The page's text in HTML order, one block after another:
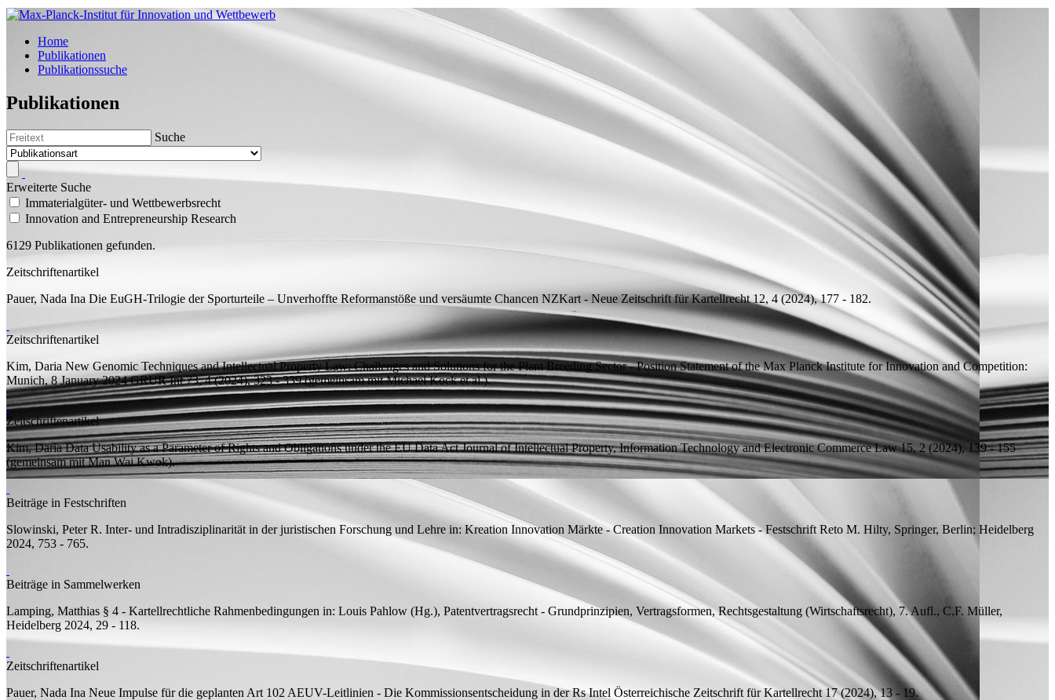
Home
Publikationen
Publikationssuche
Publikationen
Suche
Erweiterte Suche
Immaterialgüter- und Wettbewerbsrecht
Innovation and Entrepreneurship Research
6129 Publikationen gefunden.
Zeitschriftenartikel
Pauer, Nada Ina Die EuGH-Trilogie der Sporturteile – Unverhoffte Reformanstöße und versäumte Chancen NZKart - Neue Zeitschrift für Kartellrecht 12, 4 (2024), 177 - 182.
Zeitschriftenartikel
Kim, Daria New Genomic Techniques and Intellectual Property Law: Challenges and Solutions for the Plant Breeding Sector - Position Statement of the Max Planck Institute for Innovation and Competition:
Munich, 8 January 2024GRUR Int 73, 4 (2024), 323 - 339 (gemeinsam mitMichael Kock et al.).
Zeitschriftenartikel
Kim, Daria Data Usability as a Parameter of Rights and Obligations under the EU Data ActJournal of Intellectual Property, Information Technology and Electronic Commerce Law 15, 2 (2024), 139 - 155
(gemeinsam mitMan Wai Kwok).
Beiträge in Festschriften
Slowinski, Peter R. Inter- und Intradisziplinarität in der juristischen Forschung und Lehre in: Kreation Innovation Märkte - Creation Innovation Markets - Festschrift Reto M. Hilty, Springer, Berlin; Heidelberg
2024, 753 - 765.
Beiträge in Sammelwerken
Lamping, Matthias § 4 - Kartellrechtliche Rahmenbedingungen in: Louis Pahlow (Hg.), Patentvertragsrecht - Grundprinzipien, Vertragsformen, Rechtsgestaltung (Wirtschaftsrecht), 7.Aufl., C.F. Müller,
Heidelberg 2024, 29 - 118.
Zeitschriftenartikel
Pauer, Nada Ina Neue Impulse für die geplanten Art 102 AEUV-Leitlinien - Die Kommissionsentscheidung in der Rs Intel Österreichische Zeitschrift für Kartellrecht 17 (2024), 13 - 19.